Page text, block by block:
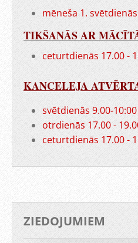
mēneša 1.
TIKŠANĀS AR
ceturtdienās 17.00 -
KANCELEJA
svētdienās 9.00-
otrdienās 17.00 -
ceturtdienās 17.00 -
ZIEDOJUMIEM